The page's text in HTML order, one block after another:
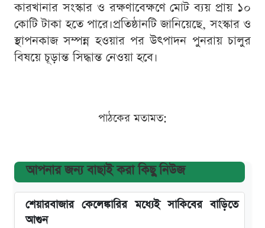
কারখানার সংস্কার ও রক্ষণাবেক্ষণে মোট ব্যয় প্রায় ১০
কোটি টাকা হতে পারে।প্রতিষ্ঠানটি জানিয়েছে, সংস্কার ও
স্থাপনকাজ সম্পন্ন হওয়ার পর উৎপাদন পুনরায় চালুর
বিষয়ে চূড়ান্ত সিদ্ধান্ত নেওয়া হবে।
পাঠকের মতামত:
আপনার জন্য বাছাই করা কিছু নিউজ
শেয়ারবাজার কেলেঙ্কারির মধ্যেই সাকিবের বাড়িতে
আগুন